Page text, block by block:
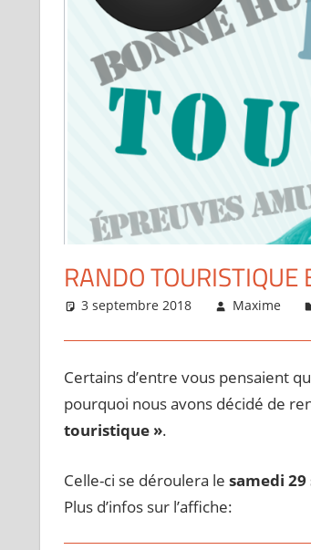
RANDO TOURISTIQUE
3 septembre 2018 Maxime
Certains d’entre vous pensaient
pourquoi nous avons décidé de
touristique ».
Celle-ci se déroulera le samedi
Plus d’infos sur l’affiche: